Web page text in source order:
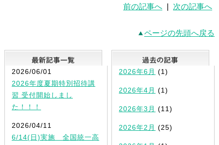
前の記事へ 次の記事へ
ページの先頭へ戻る
最新記事一覧
2026/06/01
2026年度夏期特別招待講
習 受付開始しまし
た！！！
2026/04/11
6/14(日)実施 全国統一高
2026年6月 (1)
2026年4月 (1)
2026年3月 (11)
2026年2月 (25)